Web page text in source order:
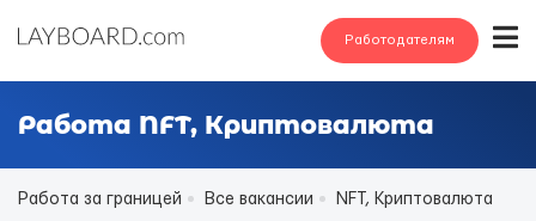
Работодателям
Работа NFT, Криптовалюта
Работа за границей Все вакансии NFT, Криптовалюта